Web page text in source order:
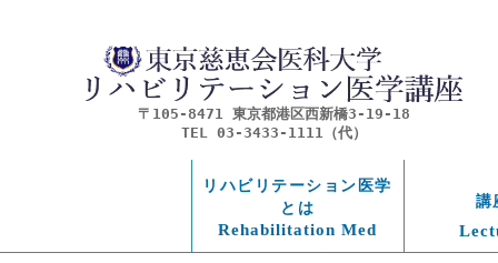
〒105-8471 東京都港区西新橋3-19-18
TEL 03-3433-1111（代）
リハビリテーション医学
とは
Rehabilitation Med
講